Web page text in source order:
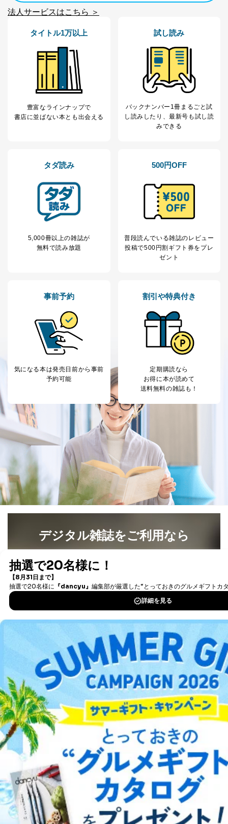
法人サービスはこちら ＞
タイトル1万以上
豊富なラインナップで
書店に並ばない本とも出会える
試し読み
バックナンバー1冊まるごと試
し読み したり、最新号も試し読
みできる
タダ読み
5,000冊以上の雑誌が
無料で読み放題
500円OFF
普段読んでいる雑誌のレビュー
投稿で500円割ギフト券をプレ
ゼント
事前予約
気になる本は発売日前から事前
予約可能
割引や特典付き
定期購読なら
お得に本が読めて
送料無料の雑誌も！
デジタル雑誌をご利用なら
書籍）が無料で読み放題！
DOWNLOAD FOR IOS
DOWNLOAD FOR ANDROID
ご利用方法はこちら
総合案内
アフィリエイト 採用情報
プレスリリース お問い合わせ
利用規約プライバシーポリシー 特定商取引法に基づく表示
出版社の皆様へ
投資家の皆様へサイトマップ